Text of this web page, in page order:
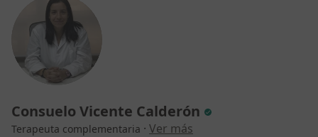
Consuelo Vicente Calderón
Terapeuta complementaria · Ver más